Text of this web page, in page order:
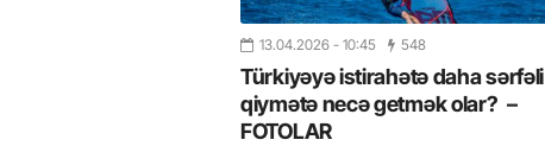
13.04.2026 - 10:45 548
Türkiyəyə istirahətə daha sərfəli
qiymətə necə getmək olar? –
FOTOLAR